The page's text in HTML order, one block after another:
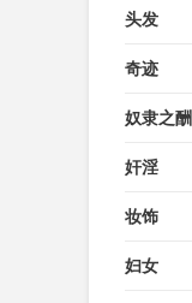
头发
奇迹
奴隶之酬
奸淫
妆饰
妇女